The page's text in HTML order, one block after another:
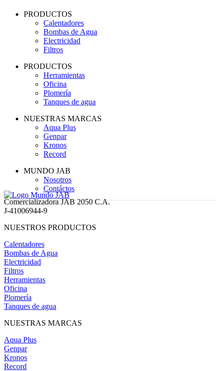
PRODUCTOS
Calentadores
Bombas de Agua
Electricidad
Filtros
PRODUCTOS
Herramientas
Oficina
Plomería
Tanques de agua
NUESTRAS MARCAS
Aqua Plus
Genpar
Kronos
Record
MUNDO JAB
Nosotros
Contáctos
Comercializadora JAB 2050 C.A.
J-41006944-9
NUESTROS PRODUCTOS
Calentadores
Bombas de Agua
Electricidad
Filtros
Herramientas
Oficina
Plomería
Tanques de agua
NUESTRAS MARCAS
Aqua Plus
Genpar
Kronos
Record